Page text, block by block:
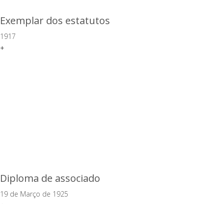
Exemplar dos estatutos
1917
+
Diploma de associado
19 de Março de 1925